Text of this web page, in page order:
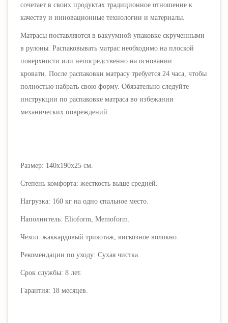
сочетает в своих продуктах традиционное отношение к
качеству и инновационные технологии и материалы.
Матрасы поставляются в вакуумной упаковке скрученными
в рулоны. Распаковывать матрас необходимо на плоской
поверхности или непосредственно на основании
кровати. После распаковки матрасу требуется 24 часа, чтобы
полностью набрать свою форму. Обязательно следуйте
инструкции по распаковке матраса во избежании
механических повреждений.
Размер: 140х190х25 см.
Степень комфорта: жесткость выше средней.
Нагрузка: 160 кг на одно спальное место.
Наполнитель: Elioform, Memoform.
Чехол: жаккардовый трикотаж, вискозное волокно.
Рекомендации по уходу: Cухая чистка.
Срок службы: 8 лет.
Гарантия: 18 месяцев.